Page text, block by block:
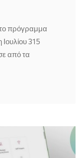
πρόγραμμα
315
από τα